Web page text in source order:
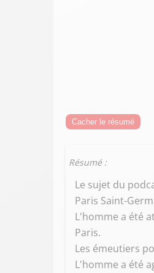
Cacher le résumé
Résumé :
Le sujet du
Paris Saint-
L'homme a été
Paris.
Les émeutiers
L'homme a été